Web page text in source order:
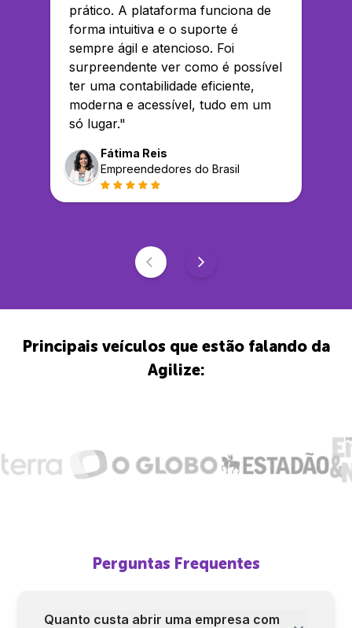
prático. A plataforma funciona de
forma intuitiva e o suporte é
sempre ágil e atencioso. Foi
surpreendente ver como é possível
ter uma contabilidade eficiente,
moderna e acessível, tudo em um
só lugar."
Fátima Reis
Empreendedores do Brasil
Principais veículos que estão falando da
Agilize:
Perguntas Frequentes
Quanto custa abrir uma empresa com